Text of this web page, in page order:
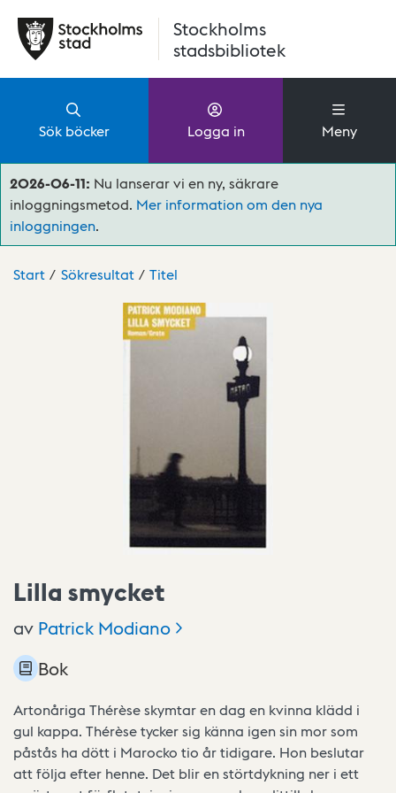
Stockholms
stadsbibliotek
Sök böcker Logga in Meny
2026-06-11: Nu lanserar vi en ny, säkrare
inloggningsmetod. Mer information om den nya
inloggningen.
Start Sökresultat Titel
Lilla smycket
av Patrick Modiano
Bok
Artonåriga Thérèse skymtar en dag en kvinna klädd i
gul kappa. Thérèse tycker sig känna igen sin mor som
påstås ha dött i Marocko tio år tidigare. Hon beslutar
att följa efter henne. Det blir en störtdykning ner i ett